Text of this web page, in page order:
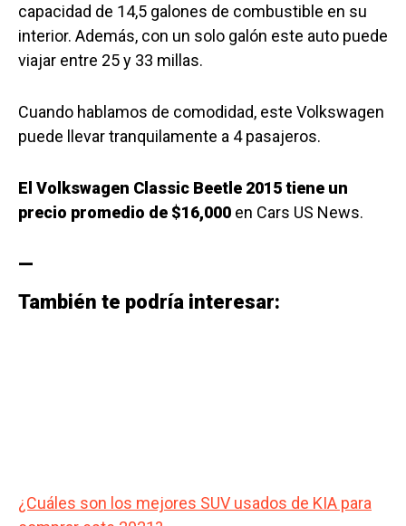
capacidad de 14,5 galones de combustible en su
interior. Además, con un solo galón este auto puede
viajar entre 25 y 33 millas.
Cuando hablamos de comodidad, este Volkswagen
puede llevar tranquilamente a 4 pasajeros.
El Volkswagen Classic Beetle 2015 tiene un
precio promedio de $16,000 en Cars US News.
—
También te podría interesar:
¿Cuáles son los mejores SUV usados de KIA para